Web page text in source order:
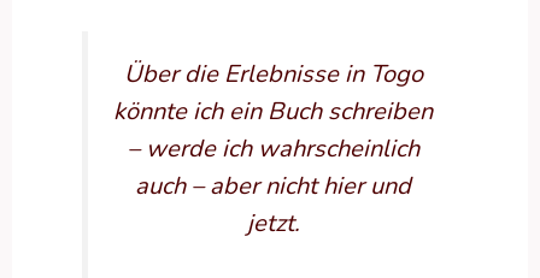
Über die Erlebnisse in Togo
könnte ich ein Buch schreiben
– werde ich wahrscheinlich
auch – aber nicht hier und
jetzt.